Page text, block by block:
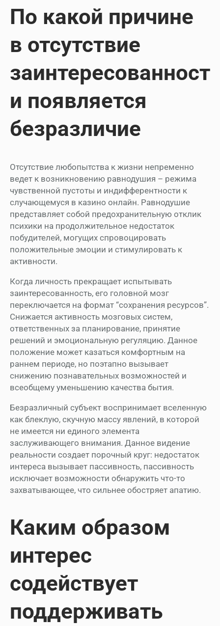
По какой причине
в отсутствие
заинтересованност
и появляется
безразличие
Отсутствие любопытства к жизни непременно
ведет к возникновению равнодушия – режима
чувственной пустоты и индифферентности к
случающемуся в казино онлайн. Равнодушие
представляет собой предохранительную отклик
психики на продолжительное недостаток
побудителей, могущих спровоцировать
положительные эмоции и стимулировать к
активности.
Когда личность прекращает испытывать
заинтересованность, его головной мозг
переключается на формат “сохранения ресурсов”.
Снижается активность мозговых систем,
ответственных за планирование, принятие
решений и эмоциональную регуляцию. Данное
положение может казаться комфортным на
раннем периоде, но поэтапно вызывает
снижению познавательных возможностей и
всеобщему уменьшению качества бытия.
Безразличный субъект воспринимает вселенную
как блеклую, скучную массу явлений, в которой
не имеется ни единого элемента
заслуживающего внимания. Данное видение
реальности создает порочный круг: недостаток
интереса вызывает пассивность, пассивность
исключает возможности обнаружить что-то
захватывающее, что сильнее обостряет апатию.
Каким образом
интерес
содействует
поддерживать